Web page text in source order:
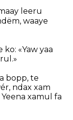
leeru
waaye
ko: «Yaw yaa
bopp, te
ndax xam
xamul fa